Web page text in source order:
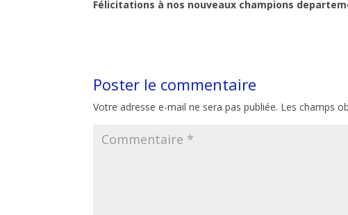
Félicitations à nos nouveaux champions
Poster le commentaire
Votre adresse e-mail ne sera pas publiée. Les champs